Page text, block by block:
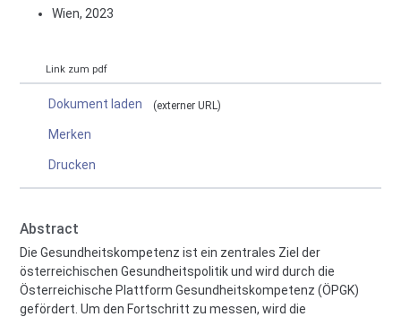
Wien, 2023
Link zum pdf
Dokument laden externer URL
Merken
Drucken
Abstract
Die Gesundheitskompetenz ist ein zentrales Ziel der
österreichischen Gesundheitspolitik und wird durch die
Österreichische Plattform Gesundheitskompetenz (ÖPGK)
gefördert. Um den Fortschritt zu messen, wird die